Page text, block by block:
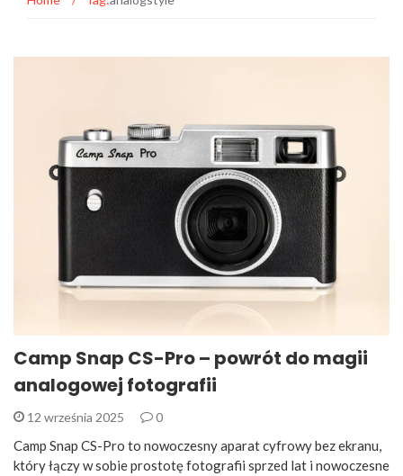
Camp Snap CS-Pro – powrót do magii
analogowej fotografii
12 września 2025 0
Camp Snap CS-Pro to nowoczesny aparat cyfrowy bez ekranu,
który łączy w sobie prostotę fotografii sprzed lat i nowoczesne